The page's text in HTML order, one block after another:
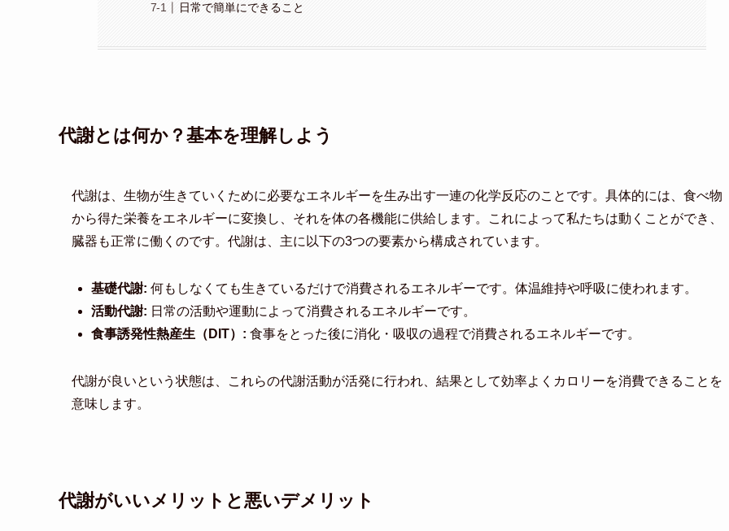
日常で簡単にできること
代謝とは何か？基本を理解しよう
代謝は、生物が生きていくために必要なエネルギーを生み出す一連の化学反応のことです。具体的には、食べ物
から得た栄養をエネルギーに変換し、それを体の各機能に供給します。これによって私たちは動くことができ、
臓器も正常に働くのです。代謝は、主に以下の3つの要素から構成されています。
基礎代謝: 何もしなくても生きているだけで消費されるエネルギーです。体温維持や呼吸に使われます。
活動代謝: 日常の活動や運動によって消費されるエネルギーです。
食事誘発性熱産生（DIT）: 食事をとった後に消化・吸収の過程で消費されるエネルギーです。
代謝が良いという状態は、これらの代謝活動が活発に行われ、結果として効率よくカロリーを消費できることを
意味します。
代謝がいいメリットと悪いデメリット